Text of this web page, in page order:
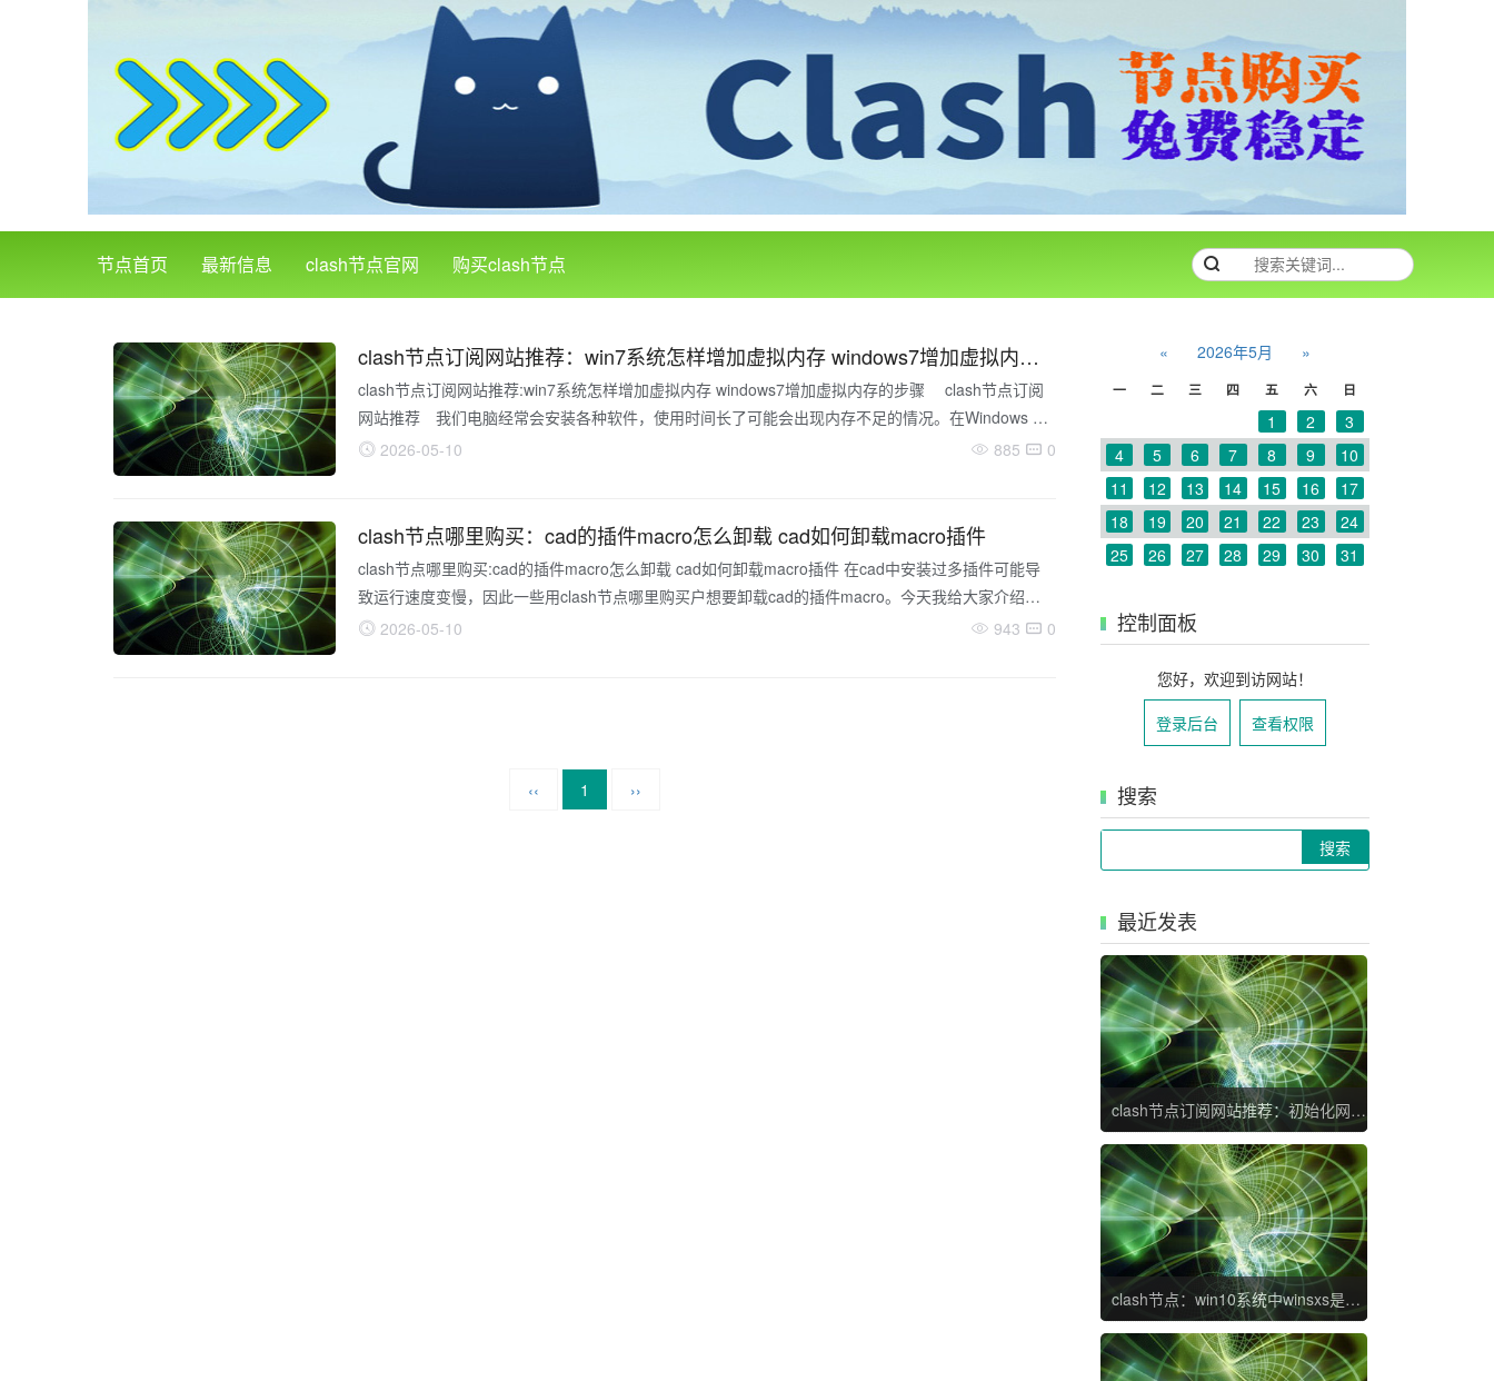
节点首页 最新信息 clash节点官网 购买clash节点
clash节点订阅网站推荐：win7系统怎样增加虚拟内存 windows7增加虚拟内存的步骤
clash节点订阅网站推荐:win7系统怎样增加虚拟内存 windows7增加虚拟内存的步骤 clash节点订阅
网站推荐 我们电脑经常会安装各种软件，使用时间长了可能会出现内存不足的情况。在Windows 7
系统中，有一项虚拟内存技术，可以通过增加虚拟内存来缓解内存压力。那么在Windows 7系统中如
885 0
2026-05-10
clash节点哪里购买：cad的插件macro怎么卸载 cad如何卸载macro插件
clash节点哪里购买:cad的插件macro怎么卸载 cad如何卸载macro插件 在cad中安装过多插件可能导
致运行速度变慢，因此一些用clash节点哪里购买户想要卸载cad的插件macro。今天我给大家介绍如
何卸载cad的插件macro，如果你也遇到这个问题，请跟着下面的步骤操作。解决方法：1.打开clash节
943 0
2026-05-10
‹‹ 1 ››
« 2026年5月 »
一 二 三 四 五 六 日
1 2
3
4
5 6 7 8 9
10
11
12 13 14 15 16
17
18
19 20 21 22 23
24
25
26 27 28 29 30 31
控制面板
您好，欢迎到访网站！
登录后台
查看权限
搜索
最近发表
clash节点订阅网站推荐：初始化网络设置win10 win10如何初始化网络设置
clash节点：win10系统中winsxs是什么文件夹很大怎么办 win10 winsxs文件夹占内存太大如何处理